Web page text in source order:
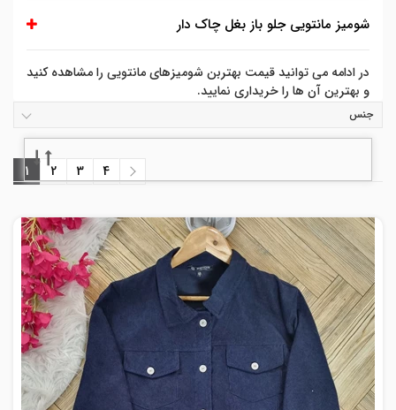
شومیز مانتویی جلو باز بغل چاک دار
در ادامه می توانید قیمت بهتربن شومیزهای مانتویی را مشاهده کنید
و بهترین آن ها را خریداری نمایید.
1 2 3 4
جنس